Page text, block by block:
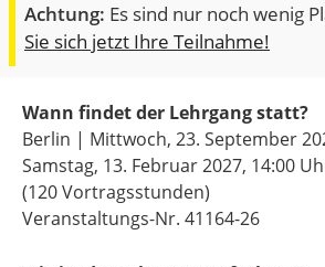
Achtung: Es sind nur noch wenig
Sie sich jetzt Ihre Teilnahme!
Wann findet der Lehrgang statt?
Berlin | Mittwoch, 23. September
Samstag, 13. Februar 2027, 14:00
(120 Vortragsstunden)
Veranstaltungs-Nr. 41164-26